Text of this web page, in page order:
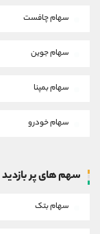
سهام چافست
سهام جوین
سهام بمپنا
سهام خودرو
سهم های پر بازدید
سهام بتک